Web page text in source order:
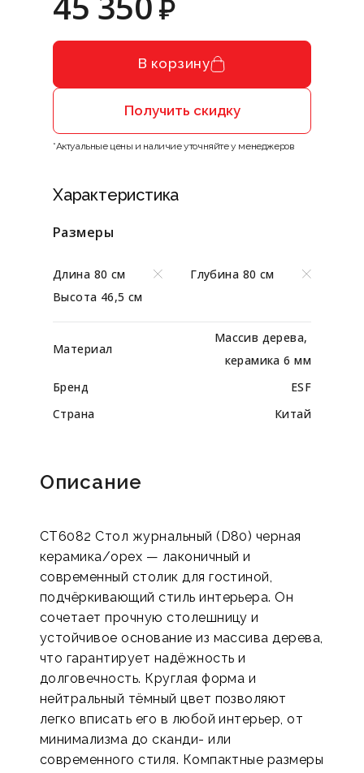
₽
В корзину
Получить скидку
*Актуальные цены и наличие уточняйте у менеджеров
Характеристика
Размеры
Длина 80 см
Глубина 80 см
Высота 46,5 см
Материал
Массив дерева,
керамика 6 мм
Бренд
ESF
Страна
Китай
Описание
CT6082 Стол журнальный (D80) черная
керамика/орех — лаконичный и
современный столик для гостиной,
подчёркивающий стиль интерьера. Он
сочетает прочную столешницу и
устойчивое основание из массива дерева,
что гарантирует надёжность и
долговечность. Круглая форма и
нейтральный тёмный цвет позволяют
легко вписать его в любой интерьер, от
минимализма до сканди- или
современного стиля. Компактные размеры